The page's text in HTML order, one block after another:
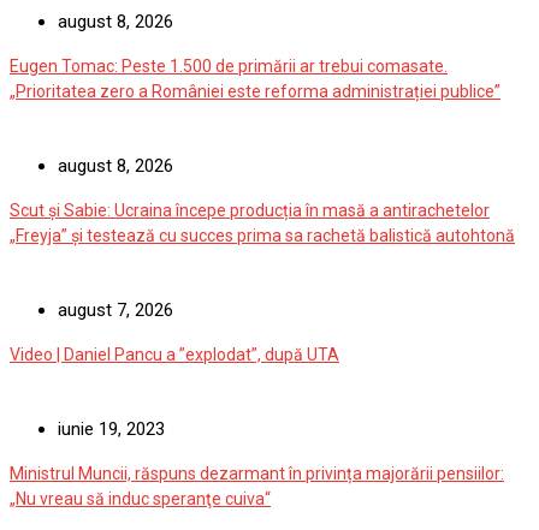
august 8, 2026
Eugen Tomac: Peste 1.500 de primării ar trebui comasate.
„Prioritatea zero a României este reforma administrației publice”
august 8, 2026
Scut și Sabie: Ucraina începe producția în masă a antirachetelor
„Freyja” și testează cu succes prima sa rachetă balistică autohtonă
august 7, 2026
Video | Daniel Pancu a ”explodat”, după UTA
iunie 19, 2023
Ministrul Muncii, răspuns dezarmant în privința majorării pensiilor:
„Nu vreau să induc speranţe cuiva“